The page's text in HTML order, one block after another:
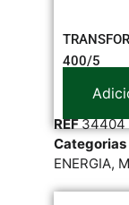
400/5
REF34404
Categorias
ENERGIA,